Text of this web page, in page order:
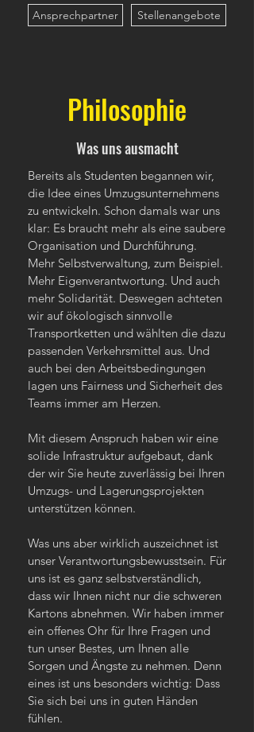
Ansprechpartner Stellenangebote
Philosophie
Was uns ausmacht
Bereits als Studenten begannen wir,
die Idee eines Umzugsunternehmens
zu entwickeln. Schon damals war uns
klar: Es braucht mehr als eine saubere
Organisation und Durchführung.
Mehr Selbstverwaltung, zum Beispiel.
Mehr Eigenverantwortung. Und auch
mehr Solidarität. Deswegen achteten
wir auf ökologisch sinnvolle
Transportketten und wählten die dazu
passenden Verkehrsmittel aus. Und
auch bei den Arbeitsbedingungen
lagen uns Fairness und Sicherheit des
Teams immer am Herzen.
Mit diesem Anspruch haben wir eine
solide Infrastruktur aufgebaut, dank
der wir Sie heute zuverlässig bei Ihren
Umzugs- und Lagerungsprojekten
unterstützen können.
Was uns aber wirklich auszeichnet ist
unser Verantwortungsbewusstsein. Für
uns ist es ganz selbstverständlich,
dass wir Ihnen nicht nur die schweren
Kartons abnehmen. Wir haben immer
ein offenes Ohr für Ihre Fragen und
tun unser Bestes, um Ihnen alle
Sorgen und Ängste zu nehmen. Denn
eines ist uns besonders wichtig: Dass
Sie sich bei uns in guten Händen
fühlen.